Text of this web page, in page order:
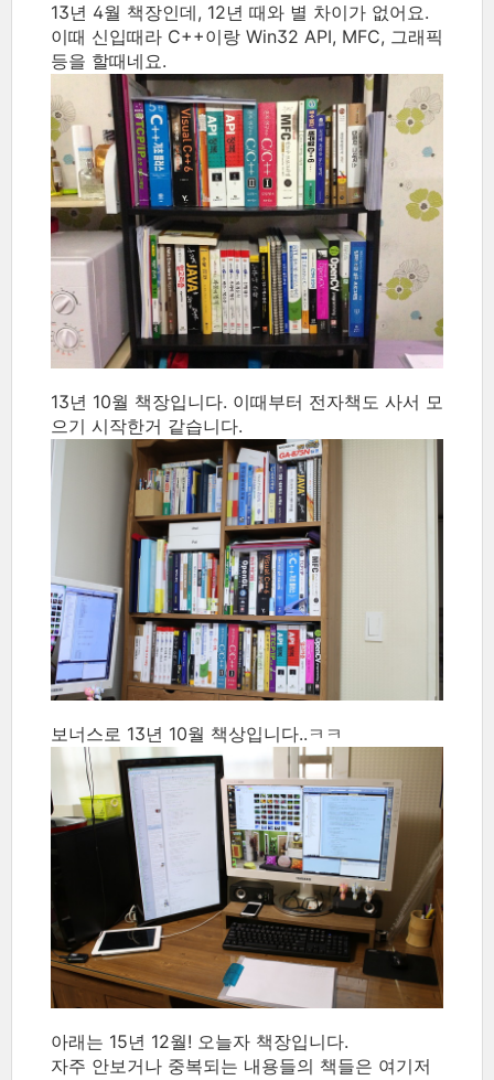
13년 4월 책장인데, 12년 때와 별 차이가 없어요.
이때 신입때라 C++이랑 Win32 API, MFC, 그래픽
등을 할때네요.
13년 10월 책장입니다. 이때부터 전자책도 사서 모
으기 시작한거 같습니다.
보너스로 13년 10월 책상입니다..ㅋㅋ
아래는 15년 12월! 오늘자 책장입니다.
자주 안보거나 중복되는 내용들의 책들은 여기저